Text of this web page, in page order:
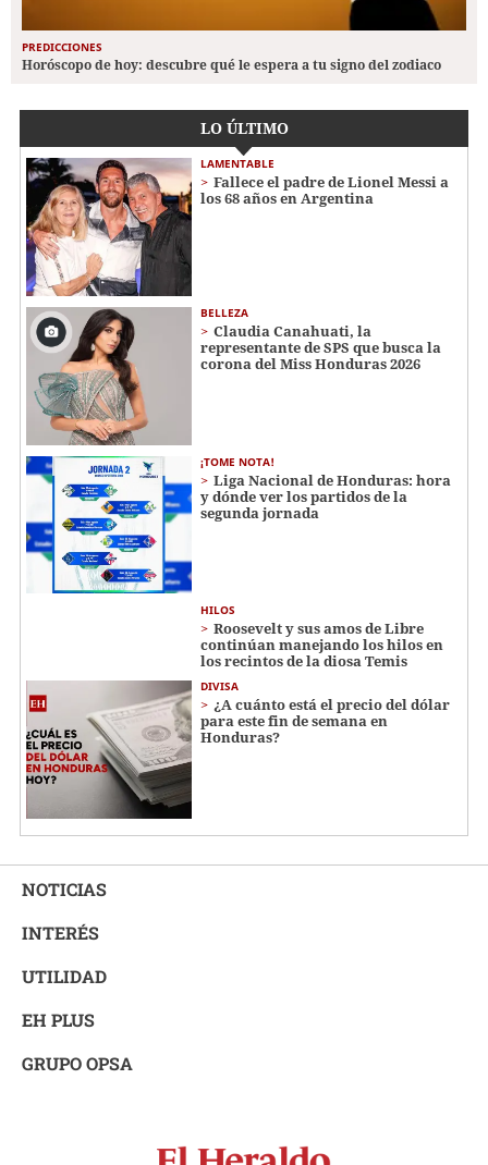
PREDICCIONES
Horóscopo de hoy: descubre qué le espera a tu signo del zodiaco
LO ÚLTIMO
LAMENTABLE
Fallece el padre de Lionel Messi a
los 68 años en Argentina
BELLEZA
Claudia Canahuati, la
representante de SPS que busca la
corona del Miss Honduras 2026
¡TOME NOTA!
Liga Nacional de Honduras: hora
y dónde ver los partidos de la
segunda jornada
HILOS
Roosevelt y sus amos de Libre
continúan manejando los hilos en
los recintos de la diosa Temis
DIVISA
¿A cuánto está el precio del dólar
para este fin de semana en
Honduras?
NOTICIAS
INTERÉS
UTILIDAD
EH PLUS
GRUPO OPSA